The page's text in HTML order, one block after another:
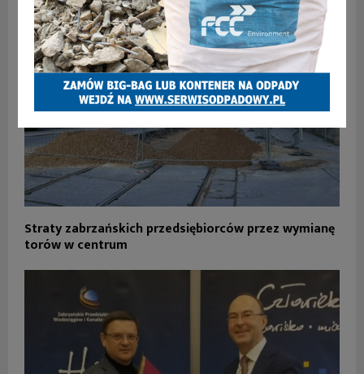
Straty zabrzańskich przedsiębiorców przez wymianę
torów w centrum